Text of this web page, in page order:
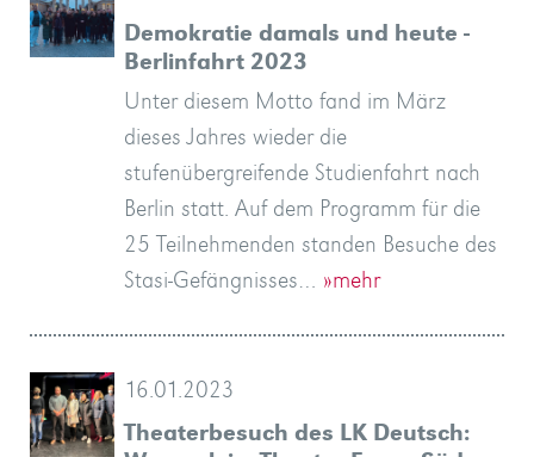
Demokratie damals und heute -
Berlinfahrt 2023
Unter diesem Motto fand im März
dieses Jahres wieder die
stufenübergreifende Studienfahrt nach
Berlin statt. Auf dem Programm für die
25 Teilnehmenden standen Besuche des
Stasi-Gefängnisses… »mehr
16.01.2023
Theaterbesuch des LK Deutsch: